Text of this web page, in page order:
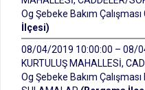
Og Şebeke Bakım
İlçesi)
08/04/2019 10:00:00 – 08/
KURTULUŞ MAHALLESİ,
Og Şebeke Bakım